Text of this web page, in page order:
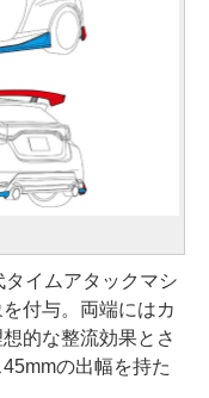
イムアタックマシ
付与。両端にはカ
的な整流効果とさ
の出幅を持た